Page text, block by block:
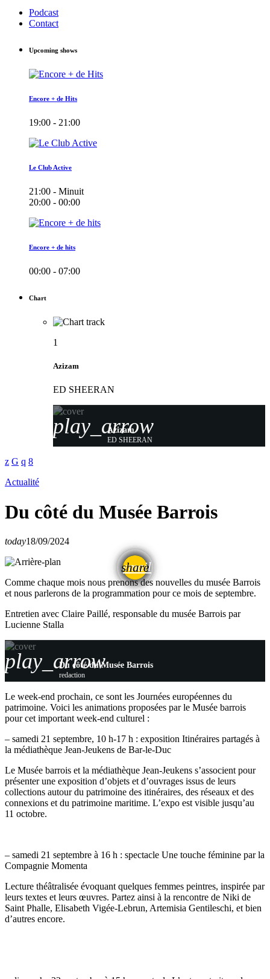
Podcast
Contact
Upcoming shows
Encore + de Hits
19:00 - 21:00
Le Club Active
21:00 - Minuit
20:00 - 00:00
Encore + de hits
00:00 - 07:00
Chart
1
Azizam
ED SHEERAN
play_arrow
Azizam
ED SHEERAN
Actualité
Du côté du Musée Barrois
today18/09/2024
share
email
Comme chaque mois nous prenons des nouvelles du musée Barrois
et nous parlerons de la programmation pour ce mois de septembre.
Entretien avec Claire Paillé, responsable du musée Barrois par
Lucienne Stalla
play_arrowDu côté du Musée Barrois
redaction
Le week-end prochain, ce sont les Journées européennes du
patrimoine. Voici les animations proposées par le Musée barrois
pour cet important week-end culturel :
– samedi 21 septembre, 10 h-17 h : exposition Itinéraires partagés à
la médiathèque Jean-Jeukens de Bar-le-Duc
Le Musée barrois et la médiathèque Jean-Jeukens s’associent pour
présenter une exposition d’objets et d’ouvrages issus de leurs
collections autour du patrimoine des itinéraires, des réseaux et des
connexions et du patrimoine maritime. L’expo est visible jusqu’au
11 octobre.
– samedi 21 septembre à 16 h : spectacle Une touche féminine par la
Compagnie Momenta
Lecture théâtralisée évoquant quelques femmes peintres, inspirée par
leurs textes et leurs œuvres. Partez ainsi à la rencontre de Niki de
Saint Phalle, Elisabeth Vigée-Lebrun, Artemisia Gentileschi, et bien
d’autres encore.